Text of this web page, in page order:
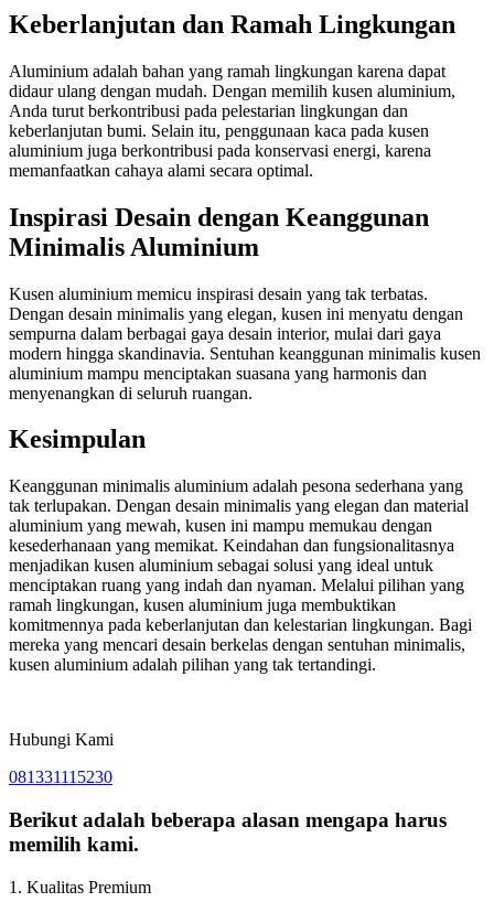
Keberlanjutan dan Ramah Lingkungan
Aluminium adalah bahan yang ramah lingkungan karena dapat
didaur ulang dengan mudah. Dengan memilih kusen aluminium,
Anda turut berkontribusi pada pelestarian lingkungan dan
keberlanjutan bumi. Selain itu, penggunaan kaca pada kusen
aluminium juga berkontribusi pada konservasi energi, karena
memanfaatkan cahaya alami secara optimal.
Inspirasi Desain dengan Keanggunan
Minimalis Aluminium
Kusen aluminium memicu inspirasi desain yang tak terbatas.
Dengan desain minimalis yang elegan, kusen ini menyatu dengan
sempurna dalam berbagai gaya desain interior, mulai dari gaya
modern hingga skandinavia. Sentuhan keanggunan minimalis kusen
aluminium mampu menciptakan suasana yang harmonis dan
menyenangkan di seluruh ruangan.
Kesimpulan
Keanggunan minimalis aluminium adalah pesona sederhana yang
tak terlupakan. Dengan desain minimalis yang elegan dan material
aluminium yang mewah, kusen ini mampu memukau dengan
kesederhanaan yang memikat. Keindahan dan fungsionalitasnya
menjadikan kusen aluminium sebagai solusi yang ideal untuk
menciptakan ruang yang indah dan nyaman. Melalui pilihan yang
ramah lingkungan, kusen aluminium juga membuktikan
komitmennya pada keberlanjutan dan kelestarian lingkungan. Bagi
mereka yang mencari desain berkelas dengan sentuhan minimalis,
kusen aluminium adalah pilihan yang tak tertandingi.
Hubungi Kami
081331115230
Berikut adalah beberapa alasan mengapa harus
memilih kami.
1. Kualitas Premium